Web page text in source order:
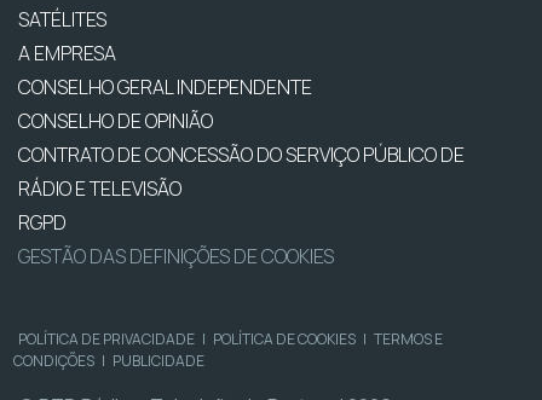
SATÉLITES
A EMPRESA
CONSELHO GERAL INDEPENDENTE
CONSELHO DE OPINIÃO
CONTRATO DE CONCESSÃO DO SERVIÇO PÚBLICO DE
RÁDIO E TELEVISÃO
RGPD
GESTÃO DAS DEFINIÇÕES DE COOKIES
POLÍTICA DE PRIVACIDADE | POLÍTICA DE COOKIES | TERMOS E
CONDIÇÕES | PUBLICIDADE